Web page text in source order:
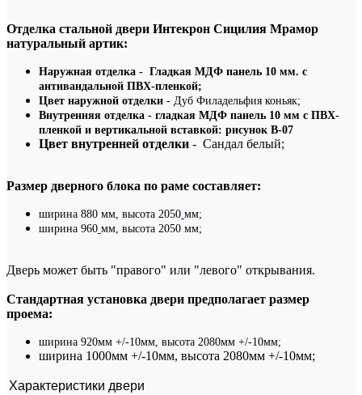
Отделка стальной двери Интекрон Сицилия Мрамор
натуральный артик:
Наружная отделка - Гладкая МДФ панель 10 мм. с
антивандальной ПВХ-пленкой;
Цвет наружной отделки - Дуб Филадельфия коньяк;
Внутренняя отделка - гладкая МДФ панель 10 мм с ПВХ-
пленкой и вертикальной вставкой: рисунок В-07
Цвет внутренней отделки - Сандал белый;
Размер дверного блока по раме составляет:
ширина 880 мм, высота 2050 мм;
ширина 960 мм, высота 2050 мм;
Дверь может быть "правого" или "левого" открывания.
Стандартная установка двери предполагает размер
проема:
ширина 920мм +/-10мм, высота 2080мм +/-10мм;
ширина 1000мм +/-10мм, высота 2080мм +/-10мм;
Характеристики двери